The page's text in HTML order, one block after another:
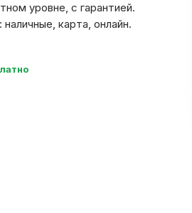
Холодильный шкаф
уровне, с гарантией.
карта, онлайн.